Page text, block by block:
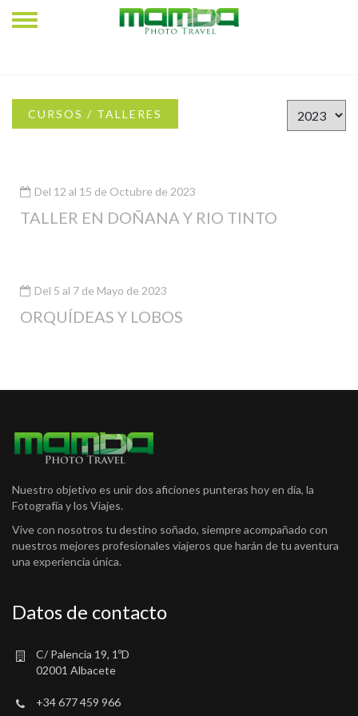
CURSOS / TALLERES
Del 12 al 15 de Octubre de 2023
TALLER EN DOÑANA Y RIO TINTO
Del 5 al 7 de Mayo de 2023
ORQUÍDEAS Y LOBOS
Nuestro objetivo es unir dos aficiones punteras hoy en día, la
Fotografía y los Viajes.
Vive con nosotros tu destino soñado, siempre acompañado con
nuestros mejores profesionales viajeros que harán de tu aventura
una experiencia única.
Datos de contacto
C/ Palencia 19, 1ºD
02001 Albacete
+34 677 459 966